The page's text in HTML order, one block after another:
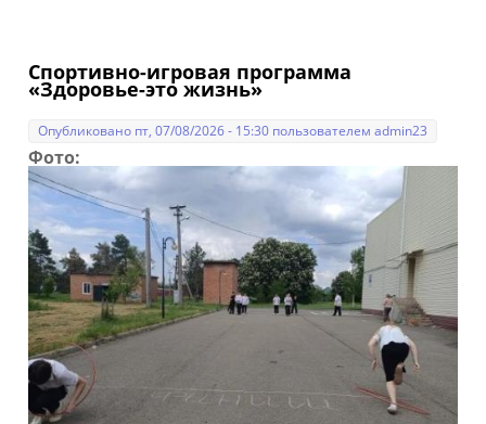
Спортивно-игровая программа
«Здоровье-это жизнь»
Опубликовано пт, 07/08/2026 - 15:30 пользователемadmin23
Фото: